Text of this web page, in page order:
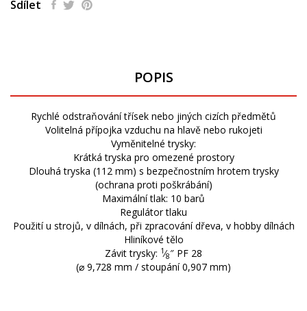
Sdílet
POPIS
Rychlé odstraňování třísek nebo jiných cizích předmětů
Volitelná přípojka vzduchu na hlavě nebo rukojeti
Vyměnitelné trysky:
Krátká tryska pro omezené prostory
Dlouhá tryska (112 mm) s bezpečnostním hrotem trysky
(ochrana proti poškrábání)
Maximální tlak: 10 barů
Regulátor tlaku
Použití u strojů, v dílnách, při zpracování dřeva, v hobby dílnách
Hliníkové tělo
Závit trysky: 1⁄8″ PF 28
(⌀ 9,728 mm / stoupání 0,907 mm)